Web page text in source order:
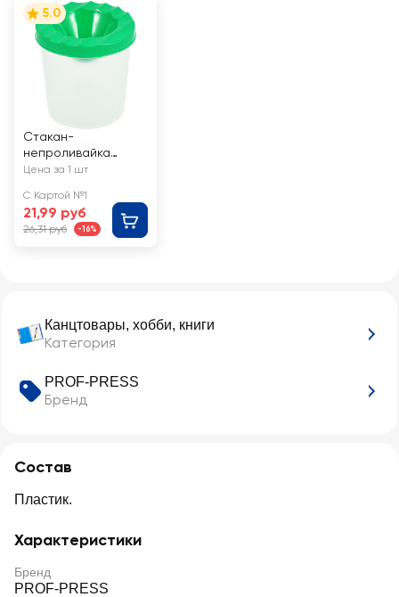
Канцтовары, хобби, книги
Категория
PROF-PRESS
Бренд
Состав
Пластик.
Характеристики
Бренд
PROF-PRESS
5.0
Стакан-
непроливайка
КРОК&ДИЛЛИ
Цена за 1 шт
С Картой №1
21,99 руб
26,31 руб -16%